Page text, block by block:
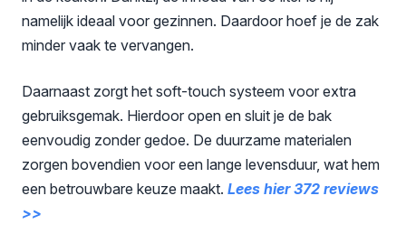
namelijk ideaal voor gezinnen. Daardoor hoef je de zak
minder vaak te vervangen.
Daarnaast zorgt het soft-touch systeem voor extra
gebruiksgemak. Hierdoor open en sluit je de bak
eenvoudig zonder gedoe. De duurzame materialen
zorgen bovendien voor een lange levensduur, wat hem
een betrouwbare keuze maakt. Lees hier 372 reviews
>>